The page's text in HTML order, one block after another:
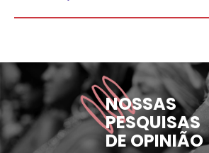
NOSSAS
PESQUISAS
DE OPINIÃO